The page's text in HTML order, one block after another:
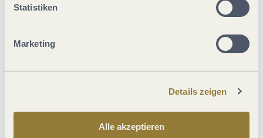
Statistiken
Marketing
Details zeigen
Alle akzeptieren
Wein und Kulinarik